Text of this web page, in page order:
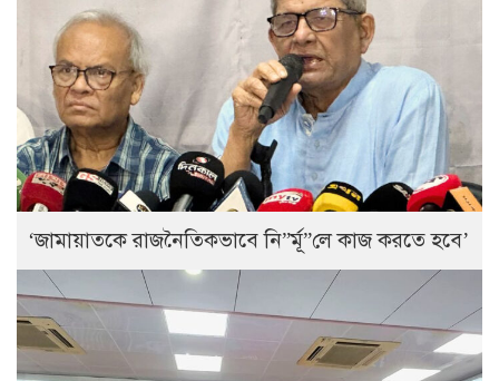
‘জামায়াতকে রাজনৈতিকভাবে নি”র্মূ”লে কাজ করতে হবে’